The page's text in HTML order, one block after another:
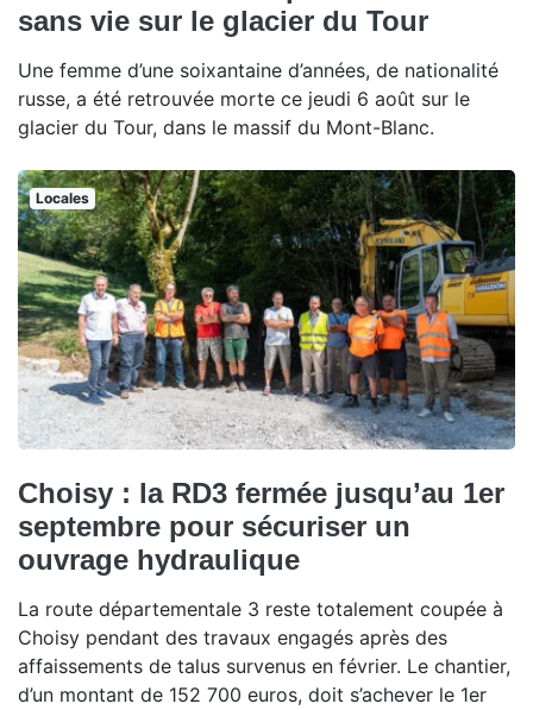
sans vie sur le glacier du Tour
Une femme d’une soixantaine d’années, de nationalité
russe, a été retrouvée morte ce jeudi 6 août sur le
glacier du Tour, dans le massif du Mont-Blanc.
Locales
Choisy : la RD3 fermée jusqu’au 1er
septembre pour sécuriser un
ouvrage hydraulique
La route départementale 3 reste totalement coupée à
Choisy pendant des travaux engagés après des
affaissements de talus survenus en février. Le chantier,
d’un montant de 152 700 euros, doit s’achever le 1er